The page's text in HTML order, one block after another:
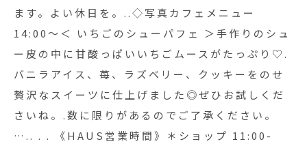
#parfait #シューパフェ #パフェ #プレートパフェ#
いちご #苺 #strawberry ##期間限定 #cafe #カフ
ェ #カフェ巡り#hausmatsue #haus_matsue #松
江カフェ #島根カフェ#松江 #島根 #山陰#島根旅行
ます。よい休日を。..◇写真カフェメニュー
14:00〜＜ いちごのシューパフェ ＞手作りのシュ
ー皮の中に甘酸っぱいいちごムースがたっぷり♡.
バニラアイス、苺、ラズベリー、クッキーをのせ
贅沢なスイーツに仕上げました◎ぜひお試しくだ
さいね。.数に限りがあるのでご了承ください。
….. . . 《HAUS営業時間》＊ショップ 11:00-